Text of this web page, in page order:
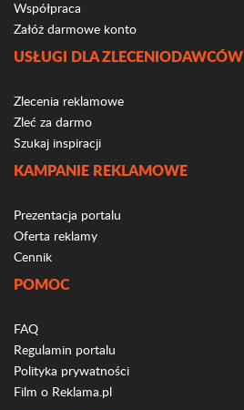
Współpraca
Załóż darmowe konto
USŁUGI DLA ZLECENIODAWCÓW
Zlecenia reklamowe
Zleć za darmo
Szukaj inspiracji
KAMPANIE REKLAMOWE
Prezentacja portalu
Oferta reklamy
Cennik
POMOC
FAQ
Regulamin portalu
Polityka prywatności
Film o Reklama.pl